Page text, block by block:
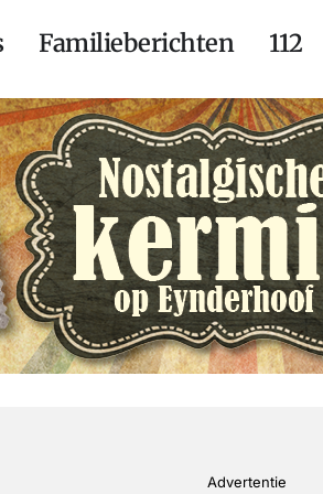
Familieberichten 112
Advertentie